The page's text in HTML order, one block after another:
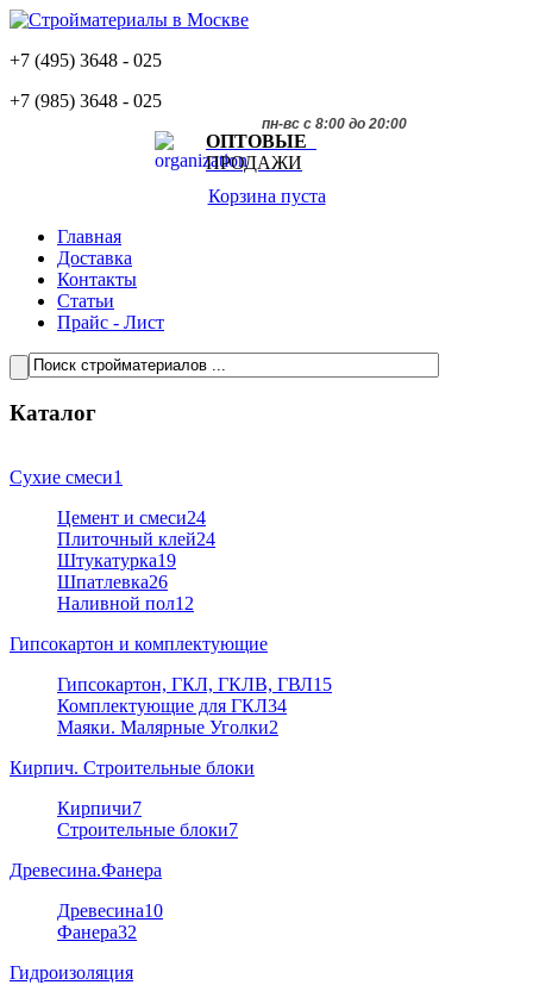
+7 (495) 3648 - 025
+7 (985) 3648 - 025
пн-вс с 8:00 до 20:00
ОПТОВЫЕ
ПРОДАЖИ
Корзина пуста
Главная
Доставка
Контакты
Статьи
Прайс - Лист
Каталог
Сухие смеси1
Цемент и смеси24
Плиточный клей24
Штукатурка19
Шпатлевка26
Наливной пол12
Гипсокартон и комплектующие
Гипсокартон, ГКЛ, ГКЛВ, ГВЛ15
Комплектующие для ГКЛ34
Маяки. Малярные Уголки2
Кирпич. Строительные блоки
Кирпичи7
Строительные блоки7
Древесина.Фанера
Древесина10
Фанера32
Гидроизоляция